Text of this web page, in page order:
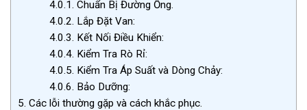
4.0.1. Chuẩn Bị Đường Ống.
4.0.2. Lắp Đặt Van:
4.0.3. Kết Nối Điều Khiển:
4.0.4. Kiểm Tra Rò Rỉ:
4.0.5. Kiểm Tra Áp Suất và Dòng Chảy:
4.0.6. Bảo Dưỡng:
5. Các lỗi thường gặp và cách khắc phục.